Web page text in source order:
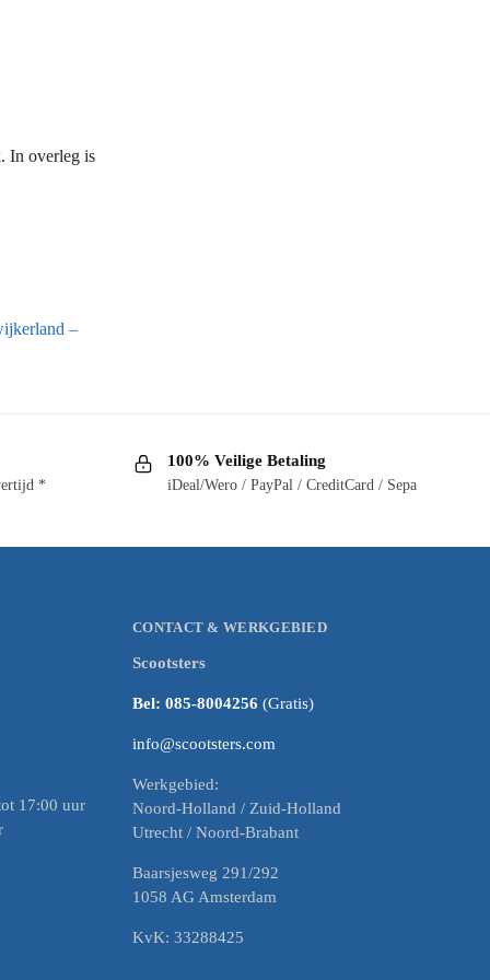
In overleg is
–
*
100% Veilige Betaling
iDeal/Wero / PayPal / CreditCard / Sepa
17:00 uur
CONTACT & WERKGEBIED
Scootsters
Bel: 085-8004256(Gratis)
info@scootsters.com
Werkgebied:
Noord-Holland / Zuid-Holland
Utrecht / Noord-Brabant
Baarsjesweg 291/292
1058 AG Amsterdam
KvK: 33288425